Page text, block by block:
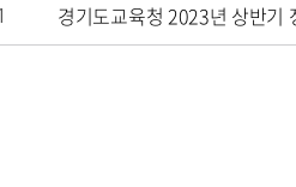
경기도교육청 2023년 상반기